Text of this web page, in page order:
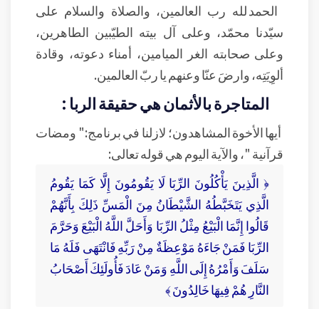
الحمد لله رب العالمين، والصلاة والسلام على
سيّدنا محمّد، وعلى آل بيته الطيّبين الطاهرين،
وعلى صحابته الغر الميامين، أمناء دعوته، وقادة
ألوِيَتِه، وارضَ عنّا وعنهم يا ربّ العالمين.
المتاجرة بالأثمان هي حقيقة الربا :
أيها الأخوة المشاهدون؛ لازلنا في برنامج:" ومضات
قرآنية "، والآية اليوم هي قوله تعالى:
﴿ الَّذِينَ يَأْكُلُونَ الرِّبَا لَا يَقُومُونَ إِلَّا كَمَا يَقُومُ
الَّذِي يَتَخَبَّطُهُ الشَّيْطَانُ مِنَ الْمَسِّ ذَلِكَ بِأَنَّهُمْ
قَالُوا إِنَّمَا الْبَيْعُ مِثْلُ الرِّبَا وَأَحَلَّ اللَّهُ الْبَيْعَ وَحَرَّمَ
الرِّبَا فَمَنْ جَاءَهُ مَوْعِظَةٌ مِنْ رَبِّهِ فَانْتَهَى فَلَهُ مَا
سَلَفَ وَأَمْرُهُ إِلَى اللَّهِ وَمَنْ عَادَ فَأُولَئِكَ أَصْحَابُ
النَّارِ هُمْ فِيهَا خَالِدُونَ ﴾